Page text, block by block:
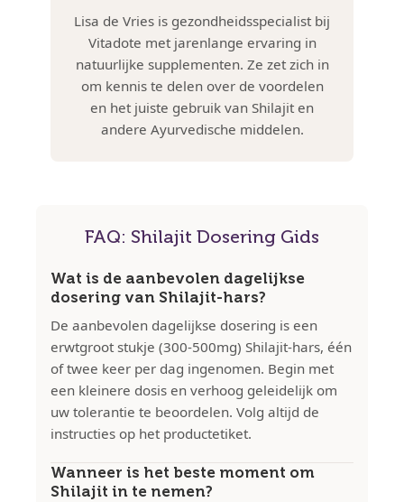
Lisa de Vries is gezondheidsspecialist bij
Vitadote met jarenlange ervaring in
natuurlijke supplementen. Ze zet zich in
om kennis te delen over de voordelen
en het juiste gebruik van Shilajit en
andere Ayurvedische middelen.
FAQ: Shilajit Dosering Gids
Wat is de aanbevolen dagelijkse
dosering van Shilajit-hars?
De aanbevolen dagelijkse dosering is een
erwtgroot stukje (300-500mg) Shilajit-hars, één
of twee keer per dag ingenomen. Begin met
een kleinere dosis en verhoog geleidelijk om
uw tolerantie te beoordelen. Volg altijd de
instructies op het productetiket.
Wanneer is het beste moment om
Shilajit in te nemen?